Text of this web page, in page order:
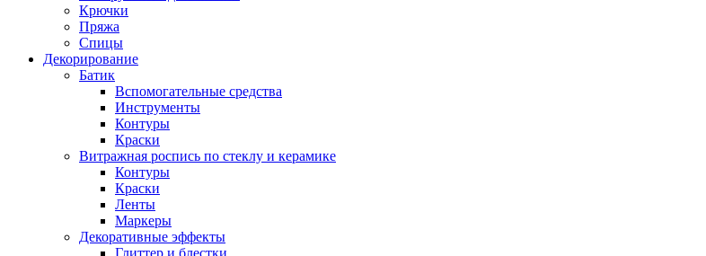
Крючки
Пряжа
Спицы
Декорирование
Батик
Вспомогательные средства
Инструменты
Контуры
Краски
Витражная роспись по стеклу и керамике
Контуры
Краски
Ленты
Маркеры
Декоративные эффекты
Глиттер и блестки